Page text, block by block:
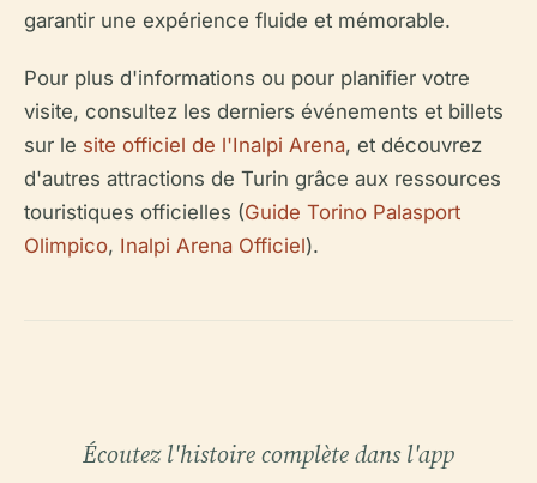
garantir une expérience fluide et mémorable.
Pour plus d'informations ou pour planifier votre
visite, consultez les derniers événements et billets
sur le site officiel de l'Inalpi Arena, et découvrez
d'autres attractions de Turin grâce aux ressources
touristiques officielles (Guide Torino Palasport
Olimpico, Inalpi Arena Officiel).
Écoutez l'histoire complète dans l'app